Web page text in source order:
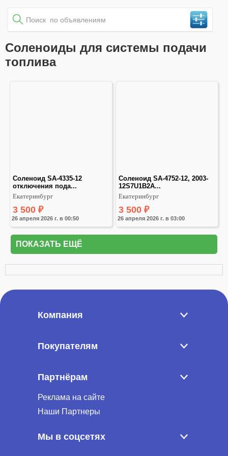
Соленоиды для системы подачи
топлива
26 апреля 2026 г. в 00:50
Соленоид SA-4335-12
отключения пода...
Екатеринбург
3 500 ₽
26 апреля 2026 г. в 03:00
Соленоид SA-4752-12, 2003-
12S7U1B2A...
Екатеринбург
3 500 ₽
ПОКАЗАТЬ ЕЩЁ
Компания
Покупателям
Партнёрам
Реклама на сайте
Наши Партнеры
Мы в соцсетях